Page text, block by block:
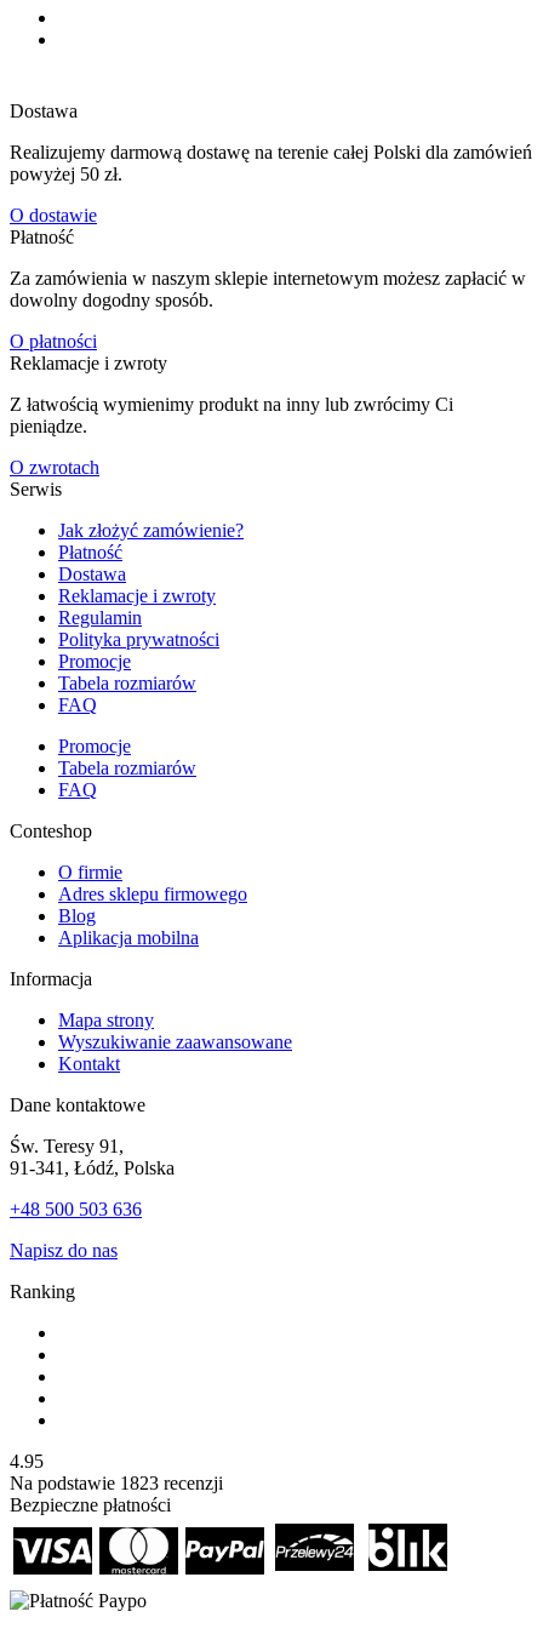
Dostawa
Realizujemy darmową dostawę na terenie całej Polski dla zamówień
powyżej 50 zł.
O dostawie
Płatność
Za zamówienia w naszym sklepie internetowym możesz zapłacić w
dowolny dogodny sposób.
O płatności
Reklamacje i zwroty
Z łatwością wymienimy produkt na inny lub zwrócimy Ci
pieniądze.
O zwrotach
Serwis
Jak złożyć zamówienie?
Płatność
Dostawa
Reklamacje i zwroty
Regulamin
Polityka prywatności
Promocje
Tabela rozmiarów
FAQ
Promocje
Tabela rozmiarów
FAQ
Conteshop
O firmie
Adres sklepu firmowego
Blog
Aplikacja mobilna
Informacja
Mapa strony
Wyszukiwanie zaawansowane
Kontakt
Dane kontaktowe
Św. Teresy 91,
91-341, Łódź, Polska
+48 500 503 636
Napisz do nas
Ranking
4.95
Na podstawie 1823 recenzji
Bezpieczne płatności